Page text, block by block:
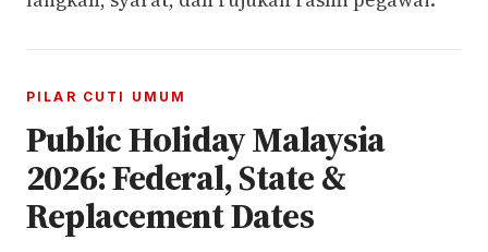
PILAR CUTI UMUM
Public Holiday Malaysia
2026: Federal, State &
Replacement Dates